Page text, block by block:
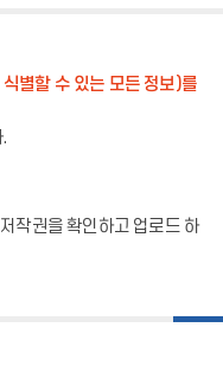
별할 수 있는 모든 정보)를
작권을 확인하고 업로드 하